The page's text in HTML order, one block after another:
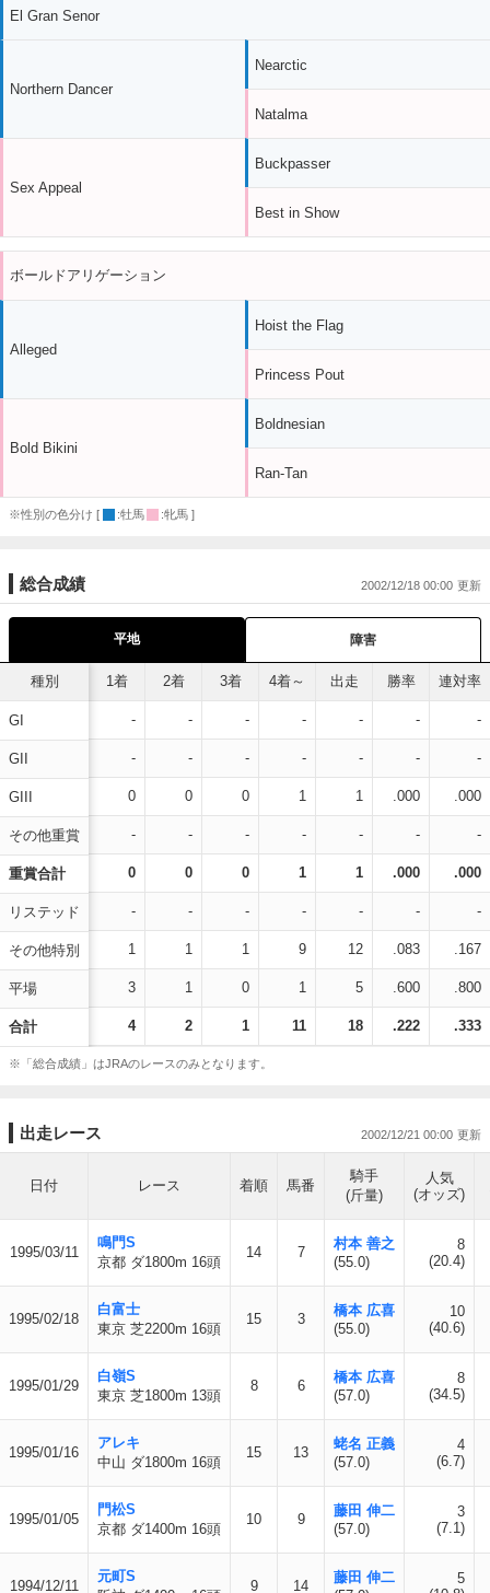
El Gran Senor
Northern Dancer
Sex Appeal
Nearctic
Natalma
Buckpasser
Best in Show
ボールドアリゲーション
Alleged
Bold Bikini
Hoist the Flag
Princess Pout
Boldnesian
Ran-Tan
※性別の色分け [ :牡馬 :牝馬 ]
総合成績 2002/12/18 00:00
平地 障害
種別
GI
GII
GIII
その他重賞
重賞合計
リステッド
その他特別
平場
合計
1着 2着 3着 4着～ 出走 勝率 連対率
- - - - - - -
- - - - - - -
0 0 0 1 1 .000 .000
- - - - - - -
0 0 0 1 1 .000 .000
- - - - - - -
1 1 1 9 12 .083 .167
3 1 0 1 5 .600 .800
4 2 1 11 18 .222 .333
※「総合成績」はJRAのレースのみとなります。
出走レース 2002/12/21 00:00
日付 レース 着順 馬番
騎手
(斤量)
人気
(オッズ)
1995/03/11
鳴門S
京都 ダ1800m 16頭
14 7
村本 善之
(55.0)
8
(20.4)
1995/02/18
白富士
東京 芝2200m 16頭
15 3
橋本 広喜
(55.0)
10
(40.6)
1995/01/29
白嶺S
東京 芝1800m 13頭
8 6
橋本 広喜
(57.0)
8
(34.5)
1995/01/16
アレキ
中山 ダ1800m 16頭
15 13
蛯名 正義
(57.0)
4
(6.7)
1995/01/05
門松S
京都 ダ1400m 16頭
10 9
藤田 伸二
(57.0)
3
(7.1)
1994/12/11
元町S
9 14
藤田 伸二
5